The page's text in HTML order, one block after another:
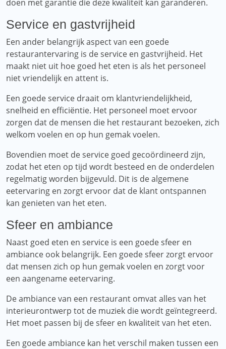
doen met garantie die deze kwaliteit kan garanderen.
Service en gastvrijheid
Een ander belangrijk aspect van een goede
restaurantervaring is de service en gastvrijheid. Het
maakt niet uit hoe goed het eten is als het personeel
niet vriendelijk en attent is.
Een goede service draait om klantvriendelijkheid,
snelheid en efficiëntie. Het personeel moet ervoor
zorgen dat de mensen die het restaurant bezoeken, zich
welkom voelen en op hun gemak voelen.
Bovendien moet de service goed gecoördineerd zijn,
zodat het eten op tijd wordt besteed en de onderdelen
regelmatig worden bijgevuld. Dit is de algemene
eetervaring en zorgt ervoor dat de klant ontspannen
kan genieten van het eten.
Sfeer en ambiance
Naast goed eten en service is een goede sfeer en
ambiance ook belangrijk. Een goede sfeer zorgt ervoor
dat mensen zich op hun gemak voelen en zorgt voor
een aangename eetervaring.
De ambiance van een restaurant omvat alles van het
interieurontwerp tot de muziek die wordt geïntegreerd.
Het moet passen bij de sfeer en kwaliteit van het eten.
Een goede ambiance kan het verschil maken tussen een